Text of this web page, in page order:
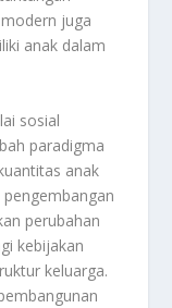
juga
anak dalam
sosial
paradigma
anak
perubahan
kebijakan
keluarga.